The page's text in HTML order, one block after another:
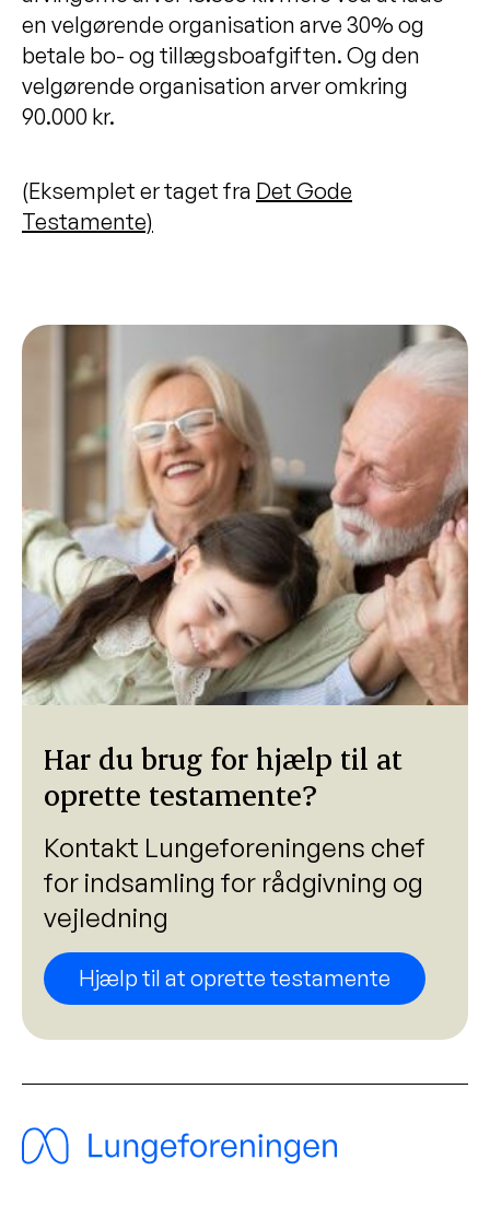
en velgørende organisation arve 30% og
betale bo- og tillægsboafgiften. Og den
velgørende organisation arver omkring
90.000 kr.
(Eksemplet er taget fra Det Gode
Testamente)
Har du brug for hjælp til at
oprette testamente?
Kontakt Lungeforeningens chef
for indsamling for rådgivning og
vejledning
Hjælp til at oprette testamente